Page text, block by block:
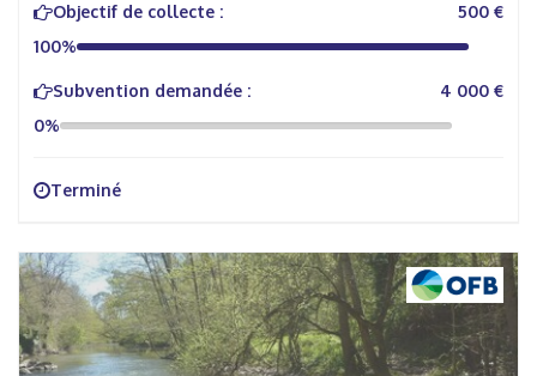
Objectif de collecte :
500 €
100%
Subvention demandée :
4 000 €
0%
Terminé